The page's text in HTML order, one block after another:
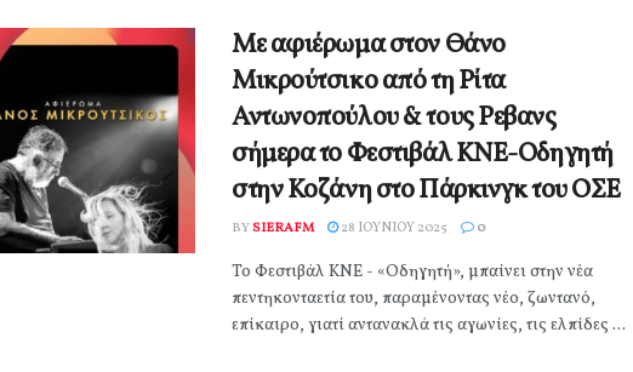
Με αφιέρωμα στον Θάνο
Μικρούτσικο από τη Ρίτα
Αντωνοπούλου & τους Ρεβανς
σήμερα το Φεστιβάλ ΚΝΕ-Οδηγητή
στην Κοζάνη στο Πάρκινγκ του ΟΣΕ
BYSIERAFM 28 ΙΟΥΝΊΟΥ 2025 0
Το Φεστιβάλ ΚΝΕ - «Οδηγητή», μπαίνει στην νέα
πεντηκονταετία του, παραμένοντας νέο, ζωντανό,
επίκαιρο, γιατί αντανακλά τις αγωνίες, τις ελπίδες ...